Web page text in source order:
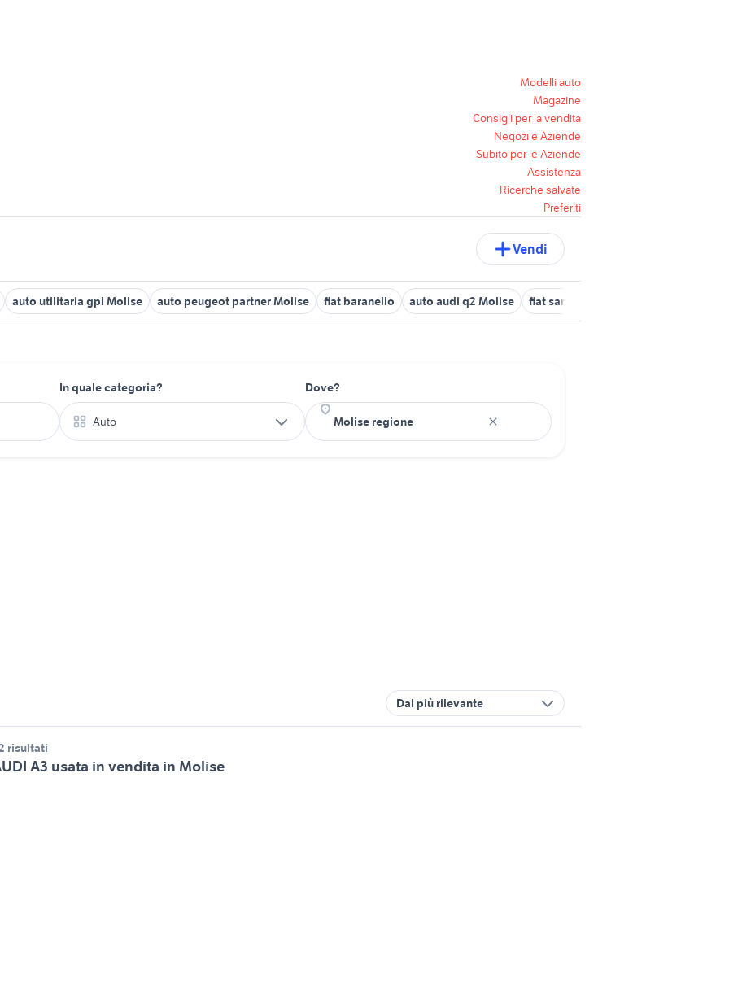
Modelli auto
Magazine
Consigli per la vendita
Negozi e Aziende
Subito per le Aziende
Assistenza
Ricerche salvate
Preferiti
Vendi
auto utilitaria gpl Molise auto peugeot partner Molise fiat baranello auto audi q2 Molise fiat santa croce di magliano
In quale categoria?
Auto
Dove?
Dal più rilevante
risultati
A3 usata in vendita in Molise